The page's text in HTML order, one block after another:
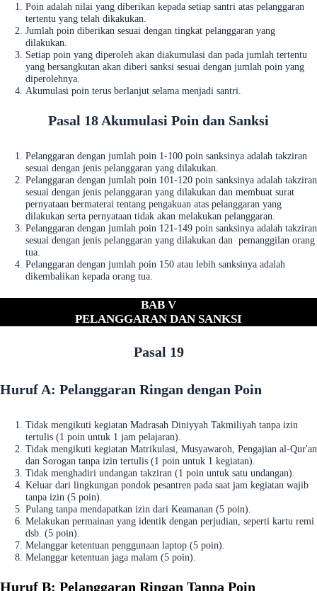
Poin adalah nilai yang diberikan kepada setiap santri atas pelanggaran
tertentu yang telah dikakukan.
Jumlah poin diberikan sesuai dengan tingkat pelanggaran yang
dilakukan.
Setiap poin yang diperoleh akan diakumulasi dan pada jumlah tertentu
yang bersangkutan akan diberi sanksi sesuai dengan jumlah poin yang
diperolehnya.
Akumulasi poin terus berlanjut selama menjadi santri.
Pasal 18 Akumulasi Poin dan Sanksi
Pelanggaran dengan jumlah poin 1-100 poin sanksinya adalah takziran
sesuai dengan jenis pelanggaran yang dilakukan.
Pelanggaran dengan jumlah poin 101-120 poin sanksinya adalah takziran
sesuai dengan jenis pelanggaran yang dilakukan dan membuat surat
pernyataan bermaterai tentang pengakuan atas pelanggaran yang
dilakukan serta pernyataan tidak akan melakukan pelanggaran.
Pelanggaran dengan jumlah poin 121-149 poin sanksinya adalah takziran
sesuai dengan jenis pelanggaran yang dilakukan dan pemanggilan orang
tua.
Pelanggaran dengan jumlah poin 150 atau lebih sanksinya adalah
dikembalikan kepada orang tua.
BAB V
PELANGGARAN DAN SANKSI
Pasal 19
Huruf A: Pelanggaran Ringan dengan Poin
Tidak mengikuti kegiatan Madrasah Diniyyah Takmiliyah tanpa izin
tertulis (1 poin untuk 1 jam pelajaran).
Tidak mengikuti kegiatan Matrikulasi, Musyawaroh, Pengajian al-Qur'an
dan Sorogan tanpa izin tertulis (1 poin untuk 1 kegiatan).
Tidak menghadiri undangan takziran (1 poin untuk satu undangan).
Keluar dari lingkungan pondok pesantren pada saat jam kegiatan wajib
tanpa izin (5 poin).
Pulang tanpa mendapatkan izin dari Keamanan (5 poin).
Melakukan permainan yang identik dengan perjudian, seperti kartu remi
dsb. (5 poin).
Melanggar ketentuan penggunaan laptop (5 poin).
Melanggar ketentuan jaga malam (5 poin).
Huruf B: Pelanggaran Ringan Tanpa Poin